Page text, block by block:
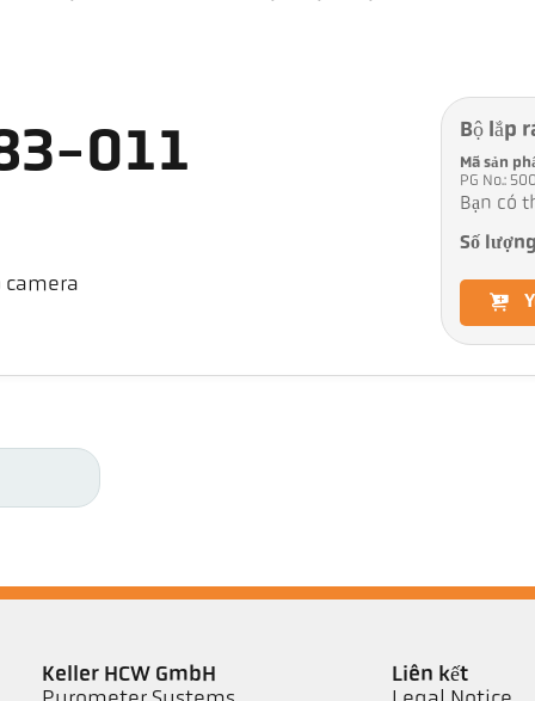
011
camera
Bộ lắp
Mã sản
PG No.: 500
Bạn có
Số
Keller HCW GmbH
Liên kết